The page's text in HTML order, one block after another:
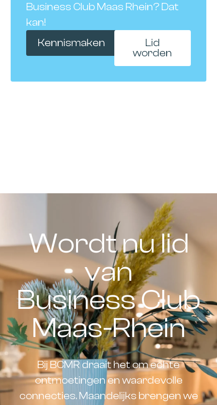
Business Club Maas Rhein? Dat
kan!
Kennismaken
Lid
worden
Wordt nu lid
van
Business Club
Maas-Rhein
Bij BCMR draait het om echte
ontmoetingen en waardevolle
connecties. Maandelijks brengen we